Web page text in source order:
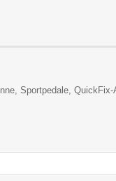
Sportpedale, QuickFix-